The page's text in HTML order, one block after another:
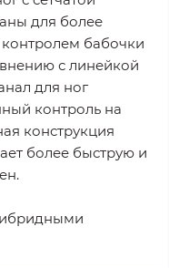
для более
бабочки
с линейкой
для ног
контроль на
конструкция
более быструю и